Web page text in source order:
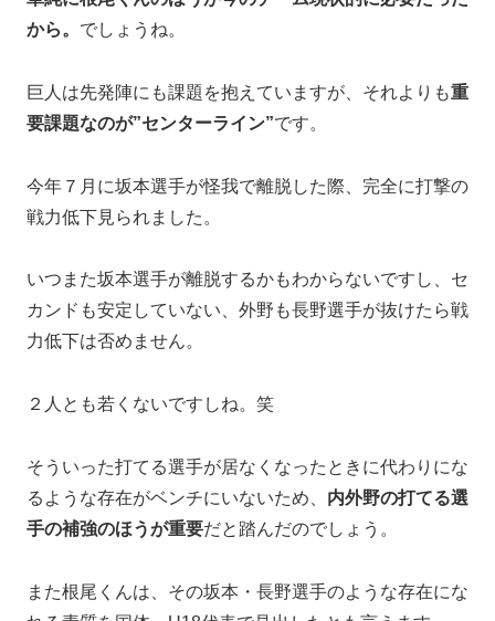
から。 でしょうね。
巨人は先発陣にも課題を抱えていますが、それよりも重
要課題なのが”センターライン”です。
今年７月に坂本選手が怪我で離脱した際、完全に打撃の
戦力低下見られました。
いつまた坂本選手が離脱するかもわからないですし、セ
カンドも安定していない、外野も長野選手が抜けたら戦
力低下は否めません。
２人とも若くないですしね。笑
そういった打てる選手が居なくなったときに代わりにな
るような存在がベンチにいないため、 内外野の打てる選
手の補強のほうが重要だと踏んだのでしょう。
また根尾くんは、その坂本・長野選手のような存在にな